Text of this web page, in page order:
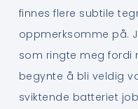
finnes flere subtile
oppmerksomme på.
som ringte meg fordi
begynte å bli veldig
sviktende batteriet